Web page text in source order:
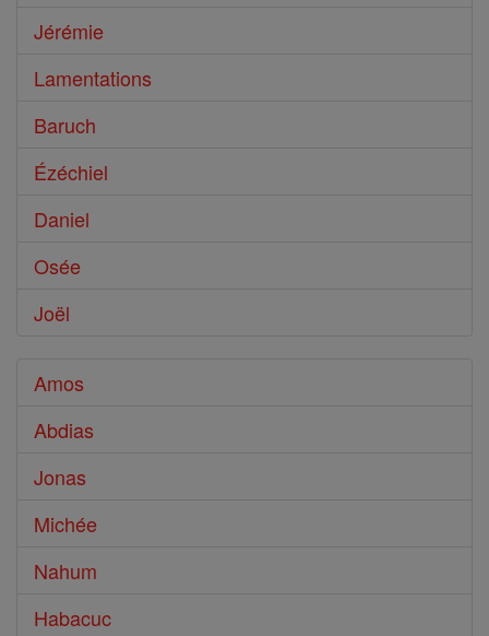
Jérémie
Lamentations
Baruch
Ézéchiel
Daniel
Osée
Joël
Amos
Abdias
Jonas
Michée
Nahum
Habacuc